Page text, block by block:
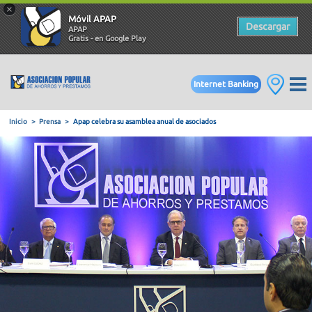
×
Móvil APAP
APAP
Gratis - en Google Play
Descargar
Internet Banking
Inicio Prensa Apap celebra su asamblea anual de asociados